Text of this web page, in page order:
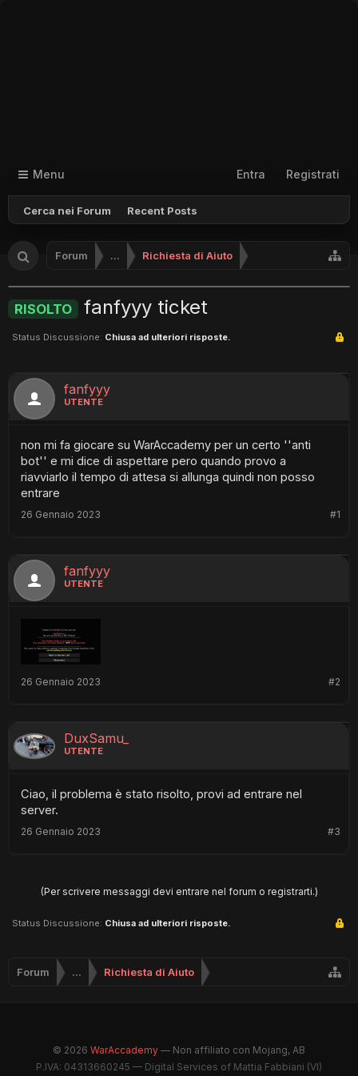
Menu
Cerca nei Forum Recent Posts
Entra Registrati
Forum ... Richiesta di Aiuto
RISOLTO fanfyyy ticket
Status Discussione: Chiusa ad ulteriori risposte.
fanfyyy
UTENTE
non mi fa giocare su WarAccademy per un certo ''anti
bot'' e mi dice di aspettare pero quando provo a
riavviarlo il tempo di attesa si allunga quindi non posso
entrare
#1
26 Gennaio 2023
fanfyyy
UTENTE
#2
26 Gennaio 2023
DuxSamu_
UTENTE
Ciao, il problema è stato risolto, provi ad entrare nel
server.
#3
26 Gennaio 2023
(Per scrivere messaggi devi entrare nel forum o registrarti.)
Status Discussione: Chiusa ad ulteriori risposte.
Forum ... Richiesta di Aiuto
© 2026 WarAccademy — Non affiliato con Mojang, AB
P.IVA: 04313660245 — Digital Services of Mattia Fabbiani (VI)